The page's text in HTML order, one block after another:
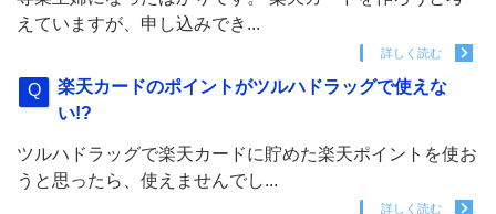
えていますが、申し込みでき...
詳しく読む
楽天カードのポイントがツルハドラッグで使えな
い!?
ツルハドラッグで楽天カードに貯めた楽天ポイントを使お
うと思ったら、使えませんでし...
詳しく読む